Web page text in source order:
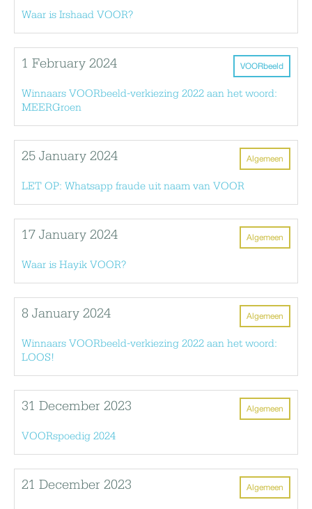
Waar is Irshaad VOOR?
VOORbeeld
1 February 2024
Winnaars VOORbeeld-verkiezing 2022 aan het woord:
MEERGroen
Algemeen
25 January 2024
LET OP: Whatsapp fraude uit naam van VOOR
Algemeen
17 January 2024
Waar is Hayik VOOR?
Algemeen
8 January 2024
Winnaars VOORbeeld-verkiezing 2022 aan het woord:
LOOS!
Algemeen
31 December 2023
VOORspoedig 2024
Algemeen
21 December 2023